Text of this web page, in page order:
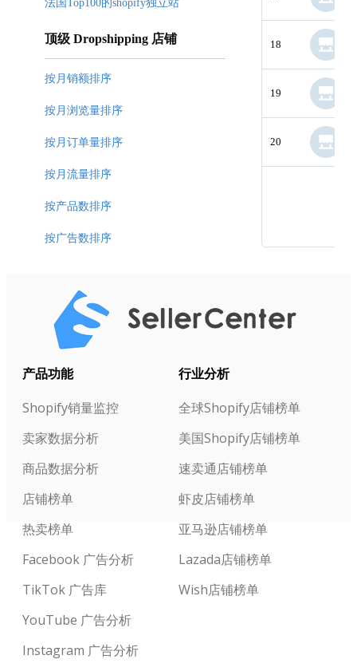
18
19
20
法国Top100的shopify独立站
顶级 Dropshipping 店铺
按月销额排序
按月浏览量排序
按月订单量排序
按月流量排序
按产品数排序
按广告数排序
产品功能
Shopify销量监控
卖家数据分析
商品数据分析
店铺榜单
热卖榜单
Facebook 广告分析
TikTok 广告库
YouTube 广告分析
Instagram 广告分析
行业分析
全球Shopify店铺榜单
美国Shopify店铺榜单
速卖通店铺榜单
虾皮店铺榜单
亚马逊店铺榜单
Lazada店铺榜单
Wish店铺榜单